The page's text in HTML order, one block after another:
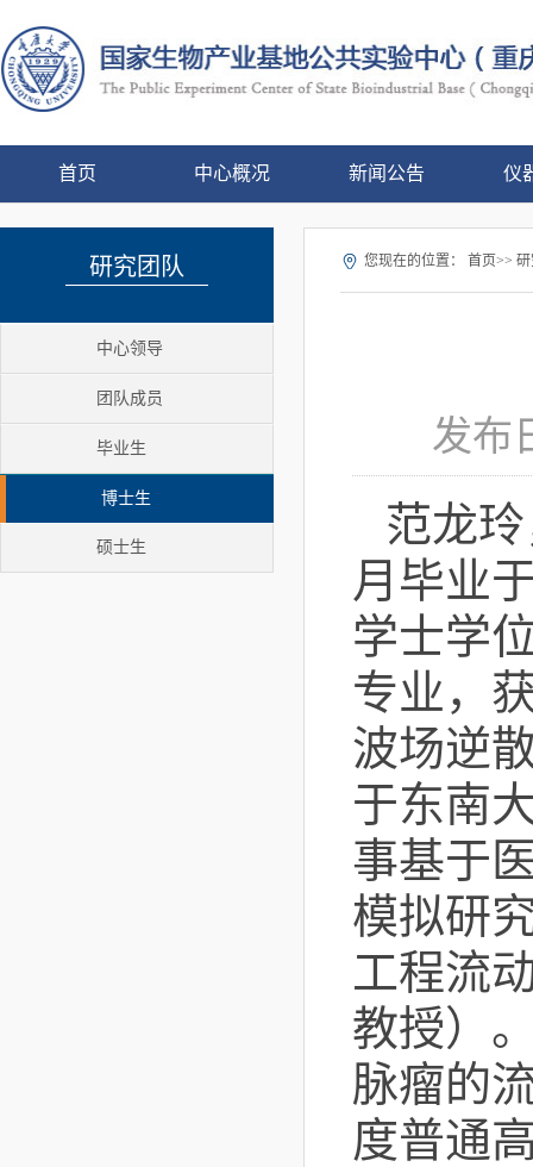
首页 中心概况 新闻公告 仪
研究团队
中心领导
团队成员
毕业生
博士生
硕士生
您现在的位置： 首页>>
发布
范龙
月毕业
学士学
专业，
波场逆
于东南
事基于
模拟研
工程流
教授）
脉瘤的
度普通